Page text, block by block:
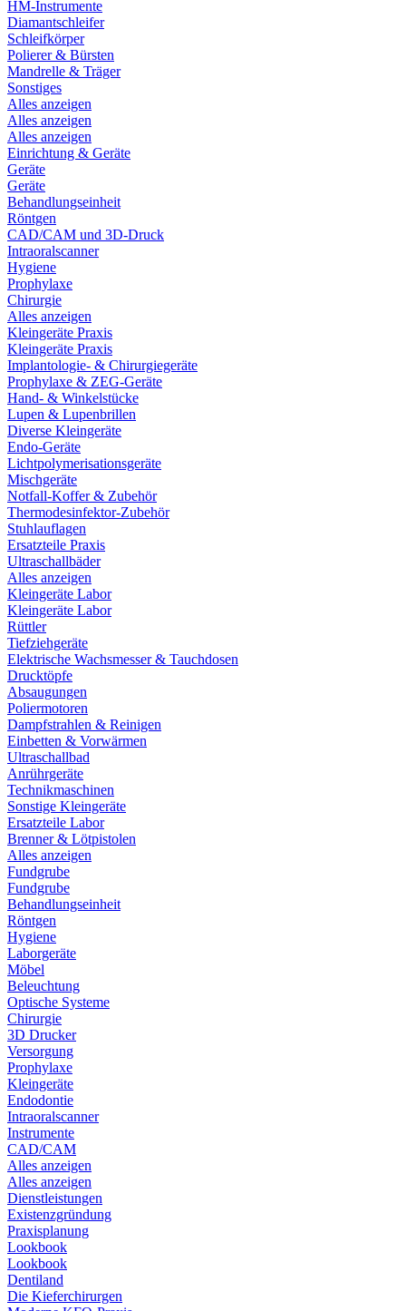
HM-Instrumente
Diamantschleifer
Schleifkörper
Polierer & Bürsten
Mandrelle & Träger
Sonstiges
Alles anzeigen
Alles anzeigen
Alles anzeigen
Einrichtung & Geräte
Geräte
Geräte
Behandlungseinheit
Röntgen
CAD/CAM und 3D-Druck
Intraoralscanner
Hygiene
Prophylaxe
Chirurgie
Alles anzeigen
Kleingeräte Praxis
Kleingeräte Praxis
Implantologie- & Chirurgiegeräte
Prophylaxe & ZEG-Geräte
Hand- & Winkelstücke
Lupen & Lupenbrillen
Diverse Kleingeräte
Endo-Geräte
Lichtpolymerisationsgeräte
Mischgeräte
Notfall-Koffer & Zubehör
Thermodesinfektor-Zubehör
Stuhlauflagen
Ersatzteile Praxis
Ultraschallbäder
Alles anzeigen
Kleingeräte Labor
Kleingeräte Labor
Rüttler
Tiefziehgeräte
Elektrische Wachsmesser & Tauchdosen
Drucktöpfe
Absaugungen
Poliermotoren
Dampfstrahlen & Reinigen
Einbetten & Vorwärmen
Ultraschallbad
Anrührgeräte
Technikmaschinen
Sonstige Kleingeräte
Ersatzteile Labor
Brenner & Lötpistolen
Alles anzeigen
Fundgrube
Fundgrube
Behandlungseinheit
Röntgen
Hygiene
Laborgeräte
Möbel
Beleuchtung
Optische Systeme
Chirurgie
3D Drucker
Versorgung
Prophylaxe
Kleingeräte
Endodontie
Intraoralscanner
Instrumente
CAD/CAM
Alles anzeigen
Alles anzeigen
Dienstleistungen
Existenzgründung
Praxisplanung
Lookbook
Lookbook
Dentiland
Die Kieferchirurgen